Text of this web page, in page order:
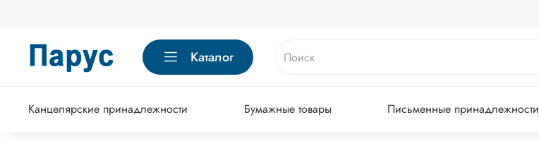
Каталог
Канцелярские принадлежности Бумажные товары Письменные принадлежности